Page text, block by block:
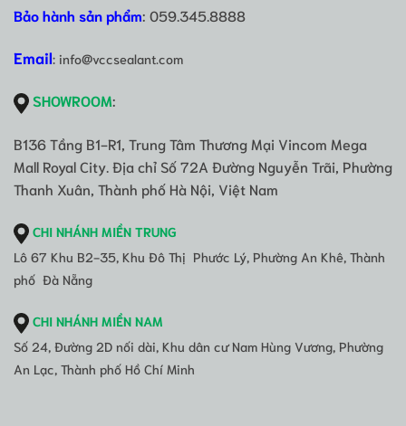
Bảo hành sản phẩm: 059.345.8888
Email: info@vccsealant.com
SHOWROOM:
B136 Tầng B1-R1, Trung Tâm Thương Mại Vincom Mega
Mall Royal City. Địa chỉ Số 72A Đường Nguyễn Trãi, Phường
Thanh Xuân, Thành phố Hà Nội, Việt Nam
CHI NHÁNH MIỀN TRUNG
Lô 67 Khu B2-35, Khu Đô Thị Phước Lý, Phường An Khê, Thành
phố Đà Nẵng
CHI NHÁNH MIỀN NAM
Số 24, Đường 2D nối dài, Khu dân cư Nam Hùng Vương, Phường
An Lạc, Thành phố Hồ Chí Minh